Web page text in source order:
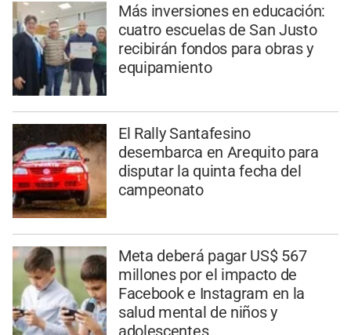
Más inversiones en educación:
cuatro escuelas de San Justo
recibirán fondos para obras y
equipamiento
El Rally Santafesino
desembarca en Arequito para
disputar la quinta fecha del
campeonato
Meta deberá pagar US$ 567
millones por el impacto de
Facebook e Instagram en la
salud mental de niños y
adolescentes